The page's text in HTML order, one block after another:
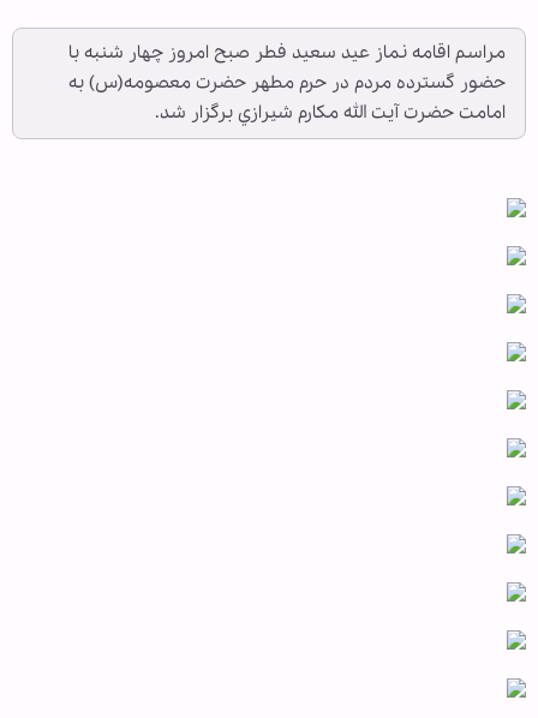
مراسم اقامه نماز عید سعید فطر صبح امروز چهار شنبه با
حضور گسترده مردم در حرم مطهر حضرت معصومه(س) به
امامت حضرت آيت الله مكارم شيرازي برگزار شد.